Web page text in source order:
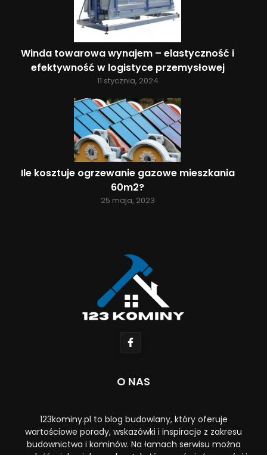
Winda towarowa wynajem – elastyczność i
efektywność w logistyce przemysłowej
11 stycznia, 2024
Ile kosztuje ogrzewanie gazowe mieszkania
60m2?
25 maja, 2023
O NAS
123kominy.pl to blog budowlany, który oferuje
wartościowe porady, wskazówki i inspiracje z zakresu
budownictwa i kominów. Na łamach serwisu można